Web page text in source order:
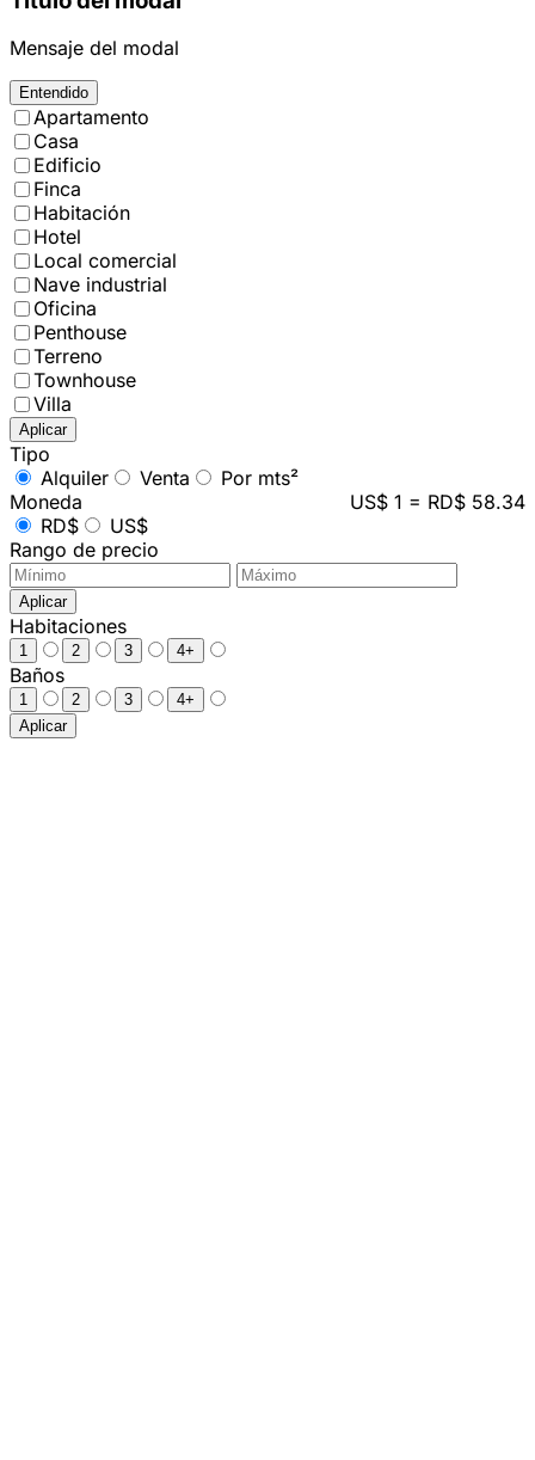
Mensaje del modal
Entendido
Apartamento
Casa
Edificio
Finca
Habitación
Hotel
Local comercial
Nave industrial
Oficina
Penthouse
Terreno
Townhouse
Villa
Aplicar
Tipo
Alquiler
Venta
Por mts²
Moneda
US$ 1 = RD$ 58.34
RD$
US$
Rango de precio
Aplicar
Habitaciones
1 2 3 4+
Baños
1 2 3
4+
Aplicar